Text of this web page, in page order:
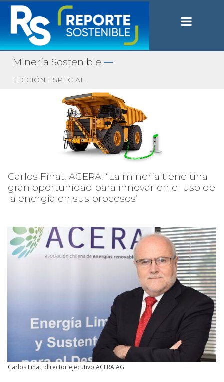
Minería Sostenible —
EDICIÓN ESPECIAL
Carlos Finat, ACERA: “La minería tiene una
gran oportunidad para innovar en el uso de
la energía en sus procesos”
Carlos Finat, director ejecutivo ACERA AG